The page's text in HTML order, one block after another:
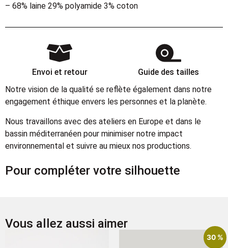
– 68% laine 29% polyamide 3% coton
Envoi et retour
Guide des tailles
Notre vision de la qualité se reflète également dans notre
engagement éthique envers les personnes et la planète.
Nous travaillons avec des ateliers en Europe et dans le
bassin méditerranéen pour minimiser notre impact
environnemental et suivre au mieux nos productions.
Pour compléter votre silhouette
Vous allez aussi aimer
30 %